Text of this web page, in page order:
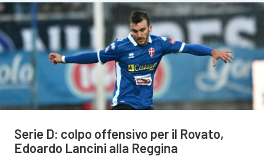
Serie D: colpo offensivo per il Rovato,
Edoardo Lancini alla Reggina